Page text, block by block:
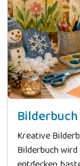
Kreative
Bilderbuch wird